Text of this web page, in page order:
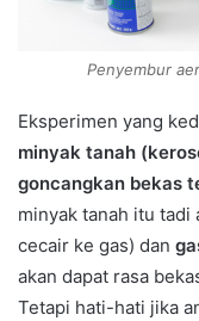
Penyembur
Eksperimen yang
minyak tanah
goncangkan bekas
minyak tanah itu tadi
cecair ke gas) dan
akan dapat rasa
Tetapi hati-hati jika